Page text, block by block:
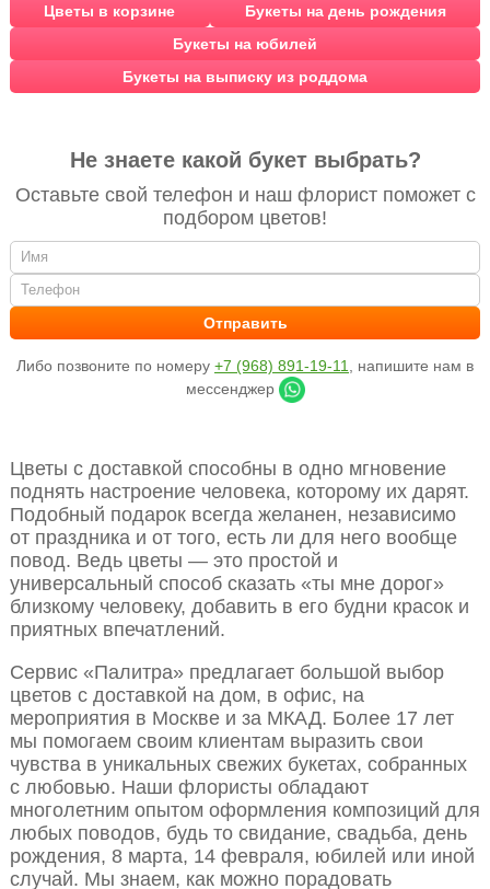
Цветы в корзине
Букеты на день рождения
Букеты на юбилей
Букеты на выписку из роддома
Не знаете какой букет выбрать?
Оставьте свой телефон и наш флорист поможет с
подбором цветов!
Либо позвоните по номеру +7 (968) 891-19-11
, напишите нам в
мессенджер
Цветы с доставкой способны в одно мгновение
поднять настроение человека, которому их дарят.
Подобный подарок всегда желанен, независимо
от праздника и от того, есть ли для него вообще
повод. Ведь цветы — это простой и
универсальный способ сказать «ты мне дорог»
близкому человеку, добавить в его будни красок и
приятных впечатлений.
Сервис «Палитра» предлагает большой выбор
цветов с доставкой на дом, в офис, на
мероприятия в Москве и за МКАД. Более 17 лет
мы помогаем своим клиентам выразить свои
чувства в уникальных свежих букетах, собранных
с любовью. Наши флористы обладают
многолетним опытом оформления композиций для
любых поводов, будь то свидание, свадьба, день
рождения, 8 марта, 14 февраля, юбилей или иной
случай. Мы знаем, как можно порадовать